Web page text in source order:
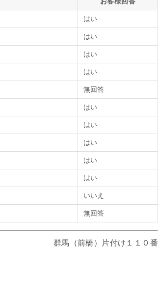
はい
はい
はい
はい
無回答
はい
はい
はい
はい
はい
いいえ
無回答
群馬（前橋）片付け１１０番